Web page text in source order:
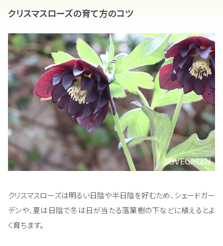
クリスマスローズの育て方のコツ
クリスマスローズは明るい日陰や半日陰を好むため、シェードガー
デンや、夏は日陰で冬は日が当たる落葉樹の下などに植えるとよ
く育ちます。